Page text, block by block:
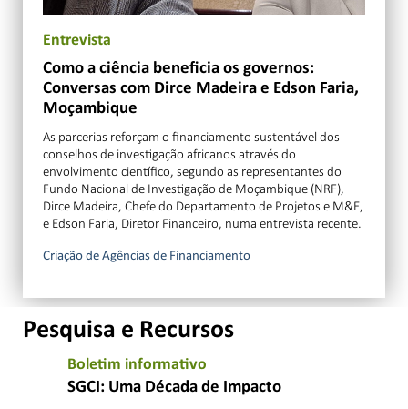
Entrevista
Como a ciência beneficia os governos:
Conversas com Dirce Madeira e Edson Faria,
Moçambique
As parcerias reforçam o financiamento sustentável dos
conselhos de investigação africanos através do
envolvimento científico, segundo as representantes do
Fundo Nacional de Investigação de Moçambique (NRF),
Dirce Madeira, Chefe do Departamento de Projetos e M&E,
e Edson Faria, Diretor Financeiro, numa entrevista recente.
Criação de Agências de Financiamento
Pesquisa e Recursos
Boletim informativo
SGCI: Uma Década de Impacto